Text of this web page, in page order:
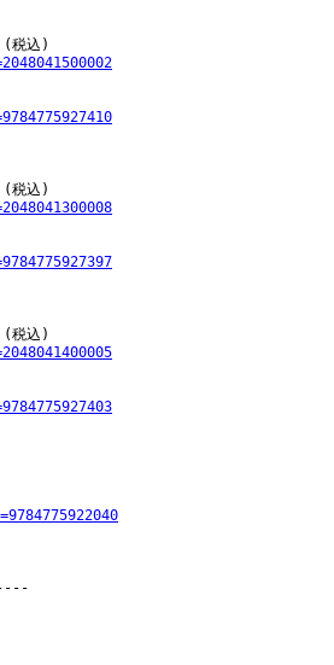
(税込)
(税込)
(税込)